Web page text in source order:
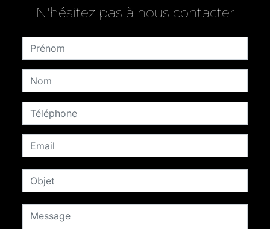
N'hésitez pas à nous contacter